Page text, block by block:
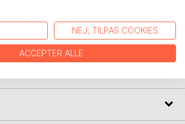
NEJ, TILPAS COOKIES
ACCEPTER ALLE